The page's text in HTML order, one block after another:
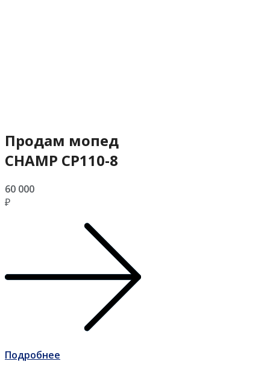
Продам мопед
CHAMP CP110-8
60 000
₽
Подробнее